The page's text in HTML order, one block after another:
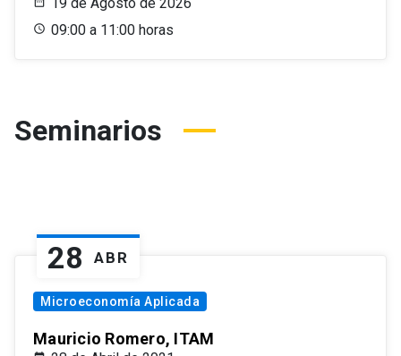
09:00 a 11:00 horas
Seminarios
28 ABR
Microeconomía Aplicada
Mauricio Romero, ITAM